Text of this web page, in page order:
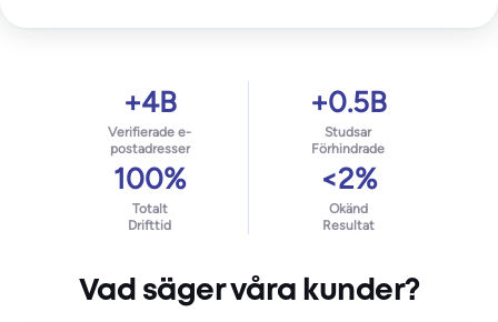
+4B
Verifierade e-
postadresser
+0.5B
Studsar
Förhindrade
100%
Totalt
Drifttid
<2%
Okänd
Resultat
Vad säger våra kunder?